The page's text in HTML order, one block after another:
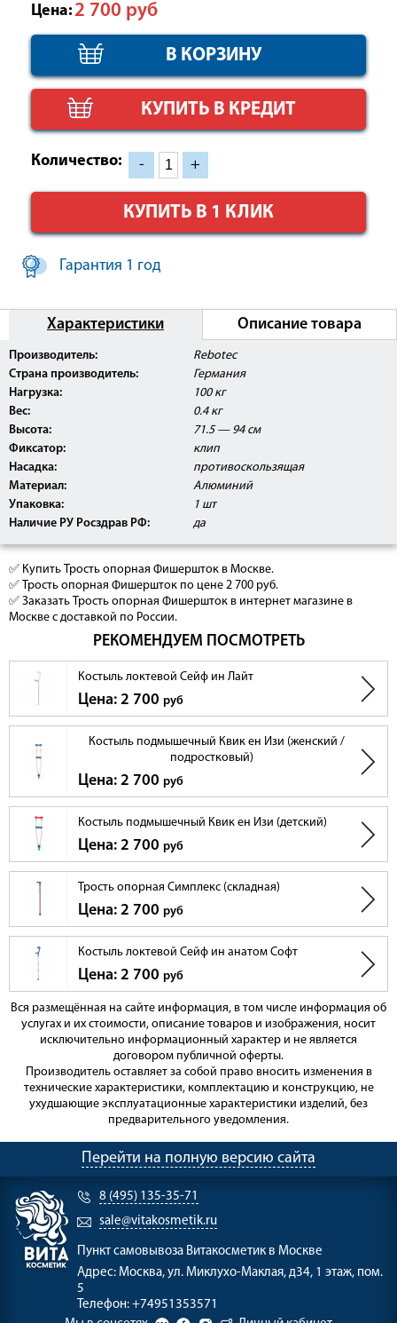
Цена: 2 700 руб
КУПИТЬ В КРЕДИТ
Количество: - +
КУПИТЬ В 1 КЛИК
Гарантия 1 год
Характеристики Описание товара
Производитель:
Rebotec
Страна производитель:
Германия
Нагрузка:
100 кг
Вес:
0.4 кг
Высота:
71.5 — 94 см
Фиксатор:
клип
Насадка:
противоскользящая
Материал:
Алюминий
Упаковка:
1 шт
Наличие РУ Росздрав РФ:
да
Данное изделие поставляется с
Регистрационным Удостоверением Росздравнадзора
РФ.
✅ Купить Трость опорная Фишершток в Москве.
✅ Трость опорная Фишершток по цене 2 700 руб.
✅ Заказать Трость опорная Фишершток в интернет магазине в
Москве с доставкой по России.
РЕКОМЕНДУЕМ ПОСМОТРЕТЬ
Костыль локтевой Сейф ин Лайт
Цена: 2 700 руб
Костыль подмышечный Квик ен Изи (женский /
подростковый)
Цена: 2 700 руб
Костыль подмышечный Квик ен Изи (детский)
Цена: 2 700 руб
Трость опорная Симплекс (складная)
Цена: 2 700 руб
Костыль локтевой Сейф ин анатом Софт
Цена: 2 700 руб
Вся размещённая на сайте информация, в том числе информация об
услугах и их стоимости, описание товаров и изображения, носит
исключительно информационный характер и не является
договором публичной оферты.
Производитель оставляет за собой право вносить изменения в
технические характеристики, комплектацию и конструкцию, не
ухудшающие эксплуатационные характеристики изделий, без
предварительного уведомления.
Перейти на полную версию сайта
8 (495) 135-35-71
sale@vitakosmetik.ru
Пункт самовывоза Витакосметик в Москве
Адрес: Москва, ул. Миклухо-Маклая, д34, 1 этаж, пом.
5
Телефон: +74951353571